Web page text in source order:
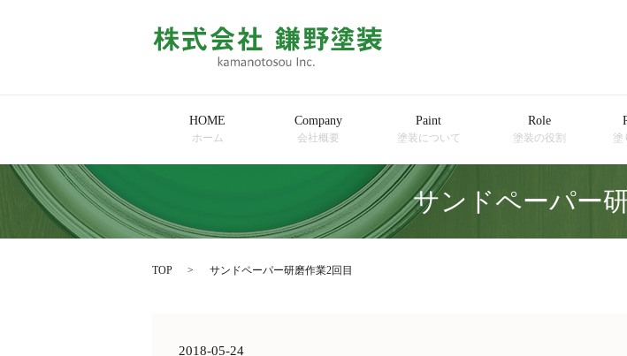
HOME
ホーム
Company
会社概要
Paint
塗装について
Role
塗装の役割 塗
サンドペーパー
TOP サンドペーパー研磨作業2回目
2018-05-24